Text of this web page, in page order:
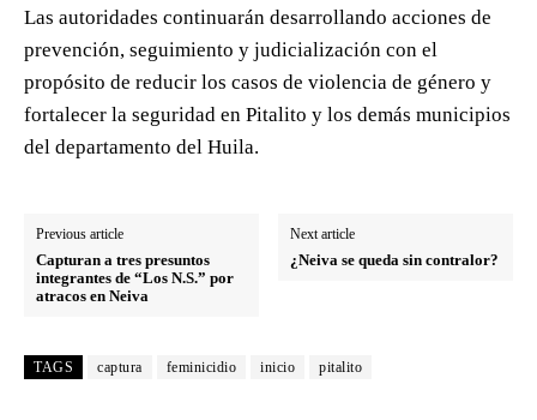
Las autoridades continuarán desarrollando acciones de
prevención, seguimiento y judicialización con el
propósito de reducir los casos de violencia de género y
fortalecer la seguridad en Pitalito y los demás municipios
del departamento del Huila.
Previous article
Capturan a tres presuntos
integrantes de “Los N.S.” por
atracos en Neiva
Next article
¿Neiva se queda sin contralor?
TAGS captura feminicidio inicio pitalito